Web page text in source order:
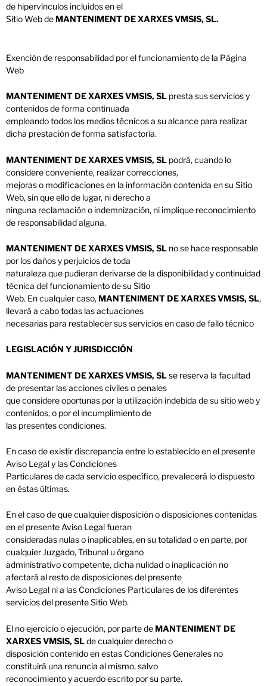
de hipervínculos incluidos en el
Sitio Web de MANTENIMENT DE XARXES VMSIS, SL.
Exención de responsabilidad por el funcionamiento de la Página
Web
MANTENIMENT DE XARXES VMSIS, SL presta sus servicios y
contenidos de forma continuada
empleando todos los medios técnicos a su alcance para realizar
dicha prestación de forma satisfactoria.
MANTENIMENT DE XARXES VMSIS, SL podrá, cuando lo
considere conveniente, realizar correcciones,
mejoras o modificaciones en la información contenida en su Sitio
Web, sin que ello de lugar, ni derecho a
ninguna reclamación o indemnización, ni implique reconocimiento
de responsabilidad alguna.
MANTENIMENT DE XARXES VMSIS, SL no se hace responsable
por los daños y perjuicios de toda
naturaleza que pudieran derivarse de la disponibilidad y continuidad
técnica del funcionamiento de su Sitio
Web. En cualquier caso, MANTENIMENT DE XARXES VMSIS, SL,
llevará a cabo todas las actuaciones
necesarias para restablecer sus servicios en caso de fallo técnico
LEGISLACIÓN Y JURISDICCIÓN
MANTENIMENT DE XARXES VMSIS, SLse reserva la facultad
de presentar las acciones civiles o penales
que considere oportunas por la utilización indebida de su sitio web y
contenidos, o por el incumplimiento de
las presentes condiciones.
En caso de existir discrepancia entre lo establecido en el presente
Aviso Legal y las Condiciones
Particulares de cada servicio específico, prevalecerá lo dispuesto
en éstas últimas.
En el caso de que cualquier disposición o disposiciones contenidas
en el presente Aviso Legal fueran
consideradas nulas o inaplicables, en su totalidad o en parte, por
cualquier Juzgado, Tribunal u órgano
administrativo competente, dicha nulidad o inaplicación no
afectará al resto de disposiciones del presente
Aviso Legal ni a las Condiciones Particulares de los diferentes
servicios del presente Sitio Web.
El no ejercicio o ejecución, por parte de MANTENIMENT DE
XARXES VMSIS, SLde cualquier derecho o
disposición contenido en estas Condiciones Generales no
constituirá una renuncia al mismo, salvo
reconocimiento y acuerdo escrito por su parte.